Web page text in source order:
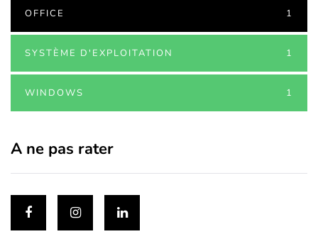
OFFICE 1
SYSTÈME D'EXPLOITATION 1
WINDOWS 1
A ne pas rater